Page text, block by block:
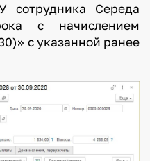
сотрудника Середа
с начислением
с указанной ранее